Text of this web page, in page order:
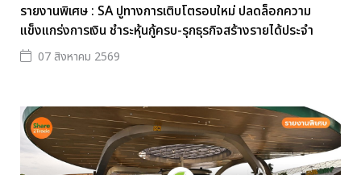
รายงานพิเศษ : SA ปูทางการเติบโตรอบใหม่ ปลดล็อกความ
แข็งแกร่งการเงิน ชำระหุ้นกู้ครบ-รุกธุรกิจสร้างรายได้ประจำ
07 สิงหาคม 2569